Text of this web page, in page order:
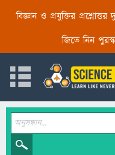
বিজ্ঞান ও প্রযুক্তির
জিতে নিন